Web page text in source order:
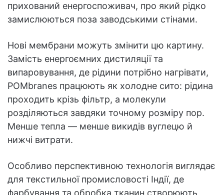
прихований енергоспоживач, про який рідко
замислюються поза заводськими стінами.
Нові мембрани можуть змінити цю картину.
Замість енергоємних дистиляції та
випаровування, де рідини потрібно нагрівати,
POMbranes працюють як холодне сито: рідина
проходить крізь фільтр, а молекули
розділяються завдяки точному розміру пор.
Менше тепла — менше викидів вуглецю й
нижчі витрати.
Особливо перспективною технологія виглядає
для текстильної промисловості Індії, де
фарбування та обробка тканин створюють